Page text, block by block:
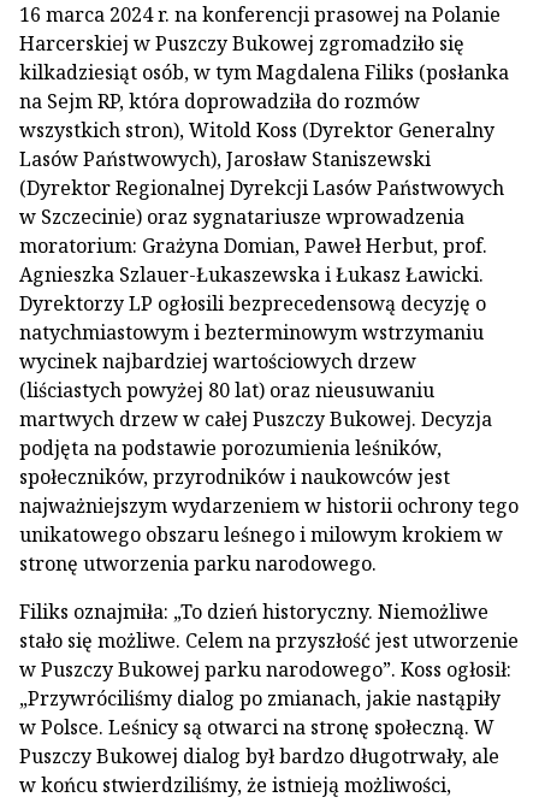
16 marca 2024 r. na konferencji prasowej na Polanie
Harcerskiej w Puszczy Bukowej zgromadziło się
kilkadziesiąt osób, w tym Magdalena Filiks (posłanka
na Sejm RP, która doprowadziła do rozmów
wszystkich stron), Witold Koss (Dyrektor Generalny
Lasów Państwowych), Jarosław Staniszewski
(Dyrektor Regionalnej Dyrekcji Lasów Państwowych
w Szczecinie) oraz sygnatariusze wprowadzenia
moratorium: Grażyna Domian, Paweł Herbut, prof.
Agnieszka Szlauer-Łukaszewska i Łukasz Ławicki.
Dyrektorzy LP ogłosili bezprecedensową decyzję o
natychmiastowym i bezterminowym wstrzymaniu
wycinek najbardziej wartościowych drzew
(liściastych powyżej 80 lat) oraz nieusuwaniu
martwych drzew w całej Puszczy Bukowej. Decyzja
podjęta na podstawie porozumienia leśników,
społeczników, przyrodników i naukowców jest
najważniejszym wydarzeniem w historii ochrony tego
unikatowego obszaru leśnego i milowym krokiem w
stronę utworzenia parku narodowego.
Filiks oznajmiła: „To dzień historyczny. Niemożliwe
stało się możliwe. Celem na przyszłość jest utworzenie
w Puszczy Bukowej parku narodowego”. Koss ogłosił:
„Przywróciliśmy dialog po zmianach, jakie nastąpiły
w Polsce. Leśnicy są otwarci na stronę społeczną. W
Puszczy Bukowej dialog był bardzo długotrwały, ale
w końcu stwierdziliśmy, że istnieją możliwości,